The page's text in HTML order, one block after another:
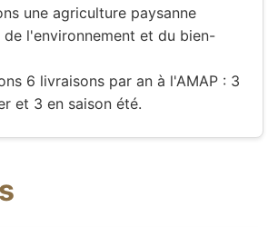
une agriculture paysanne
de l'environnement et du bien-
6 livraisons par an à l'AMAP : 3
et 3 en saison été.